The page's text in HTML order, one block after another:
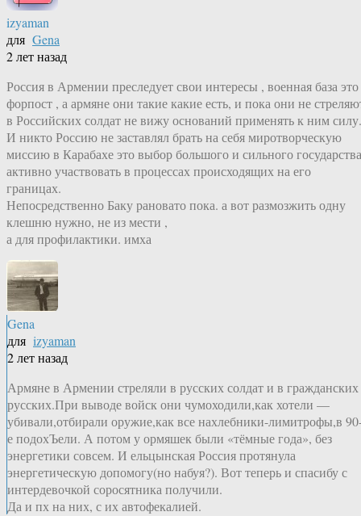
izyaman
для Gena
2 лет назад
Россия в Армении преследует свои интересы , военная база это
форпост , а армяне они такие какие есть, и пока они не
в Российских солдат не вижу оснований применять к ним силу.
И никто Россию не заставлял брать на себя миротворческую
миссию в Карабахе это выбор большого и сильного государства
активно участвовать в процессах происходящих на его
границах.
Непосредственно Баку рановато пока. а вот размозжить одну
клешню нужно, не из мести ,
а для профилактики. имха
Gena
для izyaman
2 лет назад
Армяне в Армении стреляли в русских солдат и в гражданских
русских.При выводе войск они чумоходили,как хотели —
убивали,отбирали оружие,как все нахлебники-лимитрофы,в
е подохЪели. А потом у ормяшек были «тёмные года», без
энергетики совсем. И ельцынская Россия протянула
энергетическую допомогу(но набуя?). Вот теперь и спасибу с
интердевочкой соросятника получили.
Да и пх на них, с их автофекалией.